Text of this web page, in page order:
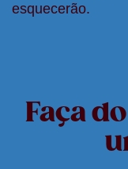
esquecerão.
Faça